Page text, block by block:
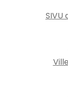
SIVU